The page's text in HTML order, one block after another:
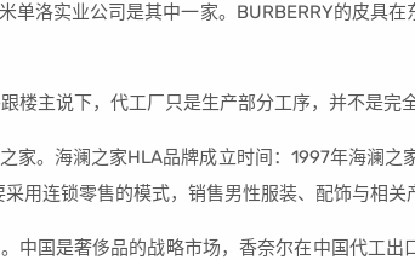
单洛实业公司是其中一家。BURBERRY的皮具
楼主说下，代工厂只是生产部分工序，并不是完
家。海澜之家HLA品牌成立时间：1997年海澜之
用连锁零售的模式，销售男性服装、配饰与相关
中国是奢侈品的战略市场，香奈尔在中国代工出